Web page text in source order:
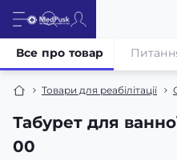
Товари для реабілітації
Табурет для
00
Все про товар